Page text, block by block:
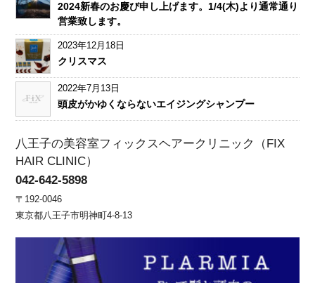
2024新春のお慶び申し上げます。1/4(木)より通常通り
営業致します。
2023年12月18日
クリスマス
2022年7月13日
頭皮がかゆくならないエイジングシャンプー
八王子の美容室フィックスヘアークリニック（FIX
HAIR CLINIC）
042-642-5898
〒192-0046
東京都八王子市明神町4-8-13